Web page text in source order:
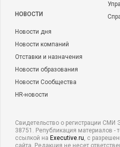
к великим художникам и в
результат научного
НОВОСТИ
Новости дня
Новости компаний
Отставки и назначения
Новости образования
Новости Сообщества
HR-новости
Свидетельство о регистрации СМИ
38751. Републикация материалов -
ссылкой на Executive.ru, с
сайта. Редакция не несет